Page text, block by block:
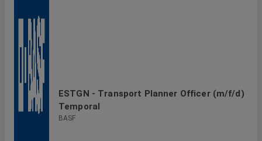
ESTGN - Transport Planner Officer (m/f/d)
Temporal
BASF